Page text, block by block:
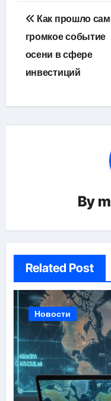
по
записям
Как прошло
громкое событие
осени в сфере
инвестиций
By
Related Post
Новости